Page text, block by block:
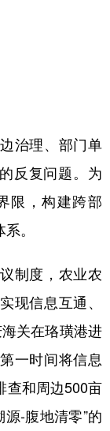
治理、部门单
反复问题。为
限，构建跨部
。
制度，农业农
现信息互通、
关在珞璜港进
一时间将信息
查和周边500亩
-腹地清零”的